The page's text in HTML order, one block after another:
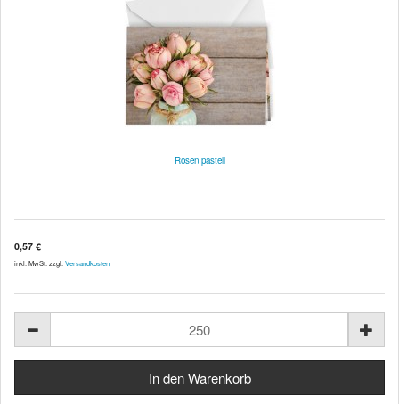
Rosen pastell
0,57 €
inkl. MwSt. zzgl. Versandkosten